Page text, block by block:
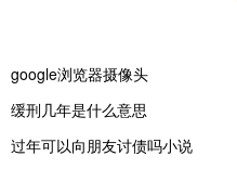
google浏览器摄像头
缓刑几年是什么意思
过年可以向朋友讨债吗小说